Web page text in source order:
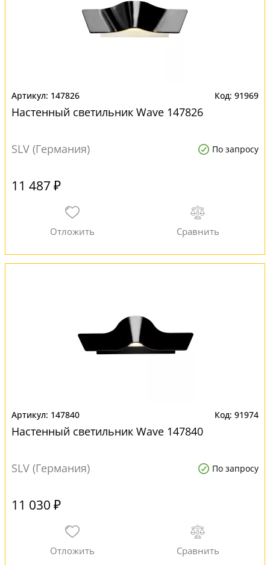
147826 91969
Настенный светильник Wave 147826
SLV (Германия) По запросу
11 487 ₽
147840 91974
Настенный светильник Wave 147840
SLV (Германия) По запросу
11 030 ₽